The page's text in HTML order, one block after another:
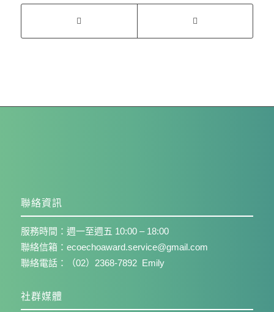
聯絡資訊
服務時間：週一至週五 10:00 – 18:00
聯絡信箱：ecoechoaward.service@gmail.com
聯絡電話：（02）2368-7892 Emily
社群媒體